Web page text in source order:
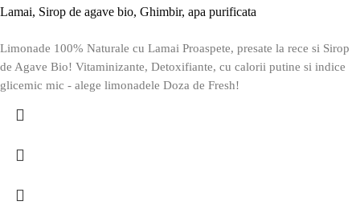
Lamai, Sirop de agave bio, Ghimbir, apa purificata
Limonade 100% Naturale cu Lamai Proaspete, presate la rece si Sirop
de Agave Bio! Vitaminizante, Detoxifiante, cu calorii putine si indice
glicemic mic - alege limonadele Doza de Fresh!